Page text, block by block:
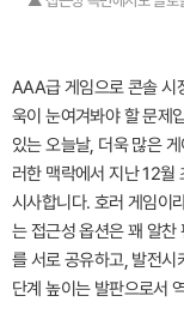
AAA급 게임으로 콘솔 시
욱이 눈여겨봐야 할 문제
있는 오늘날, 더욱 많은
러한 맥락에서 지난 12월
시사합니다. 호러 게임이
는 접근성 옵션은 꽤 알찬
를 서로 공유하고, 발전시
단계 높이는 발판으로서